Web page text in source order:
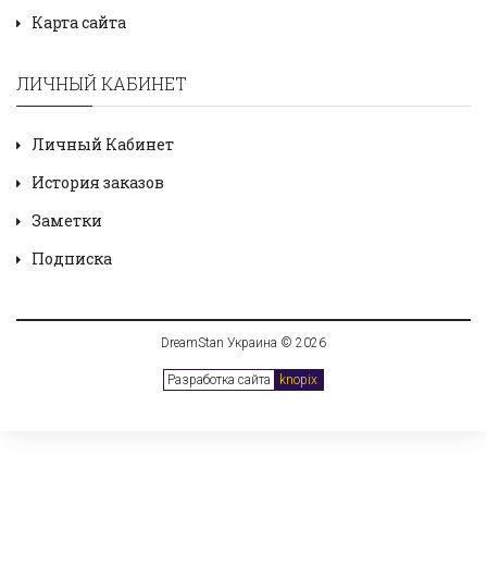
Карта сайта
ЛИЧНЫЙ КАБИНЕТ
Личный Кабинет
История заказов
Заметки
Подписка
DreamStan Украина © 2026
Разработка сайта knopix